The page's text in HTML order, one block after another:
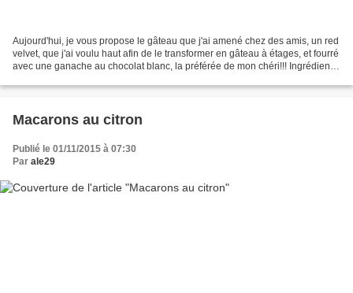
Aujourd'hui, je vous propose le gâteau que j'ai amené chez des amis, un red
velvet, que j'ai voulu haut afin de le transformer en gâteau à étages, et fourré
avec une ganache au chocolat blanc, la préférée de mon chéri!!! Ingrédients
Macarons au citron
Publié le 01/11/2015 à 07:30
Par ale29